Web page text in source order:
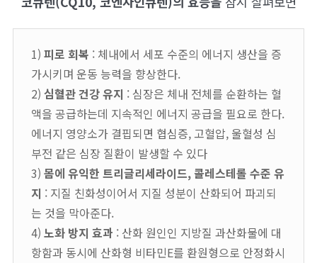
1) 피로 회복 : 체내에서 세포 수준의 에너지 생산을 증
가시키며 운동 능력을 향상한다.
2) 심혈관 건강 유지 : 심장은 체내 전체를 순환하는 혈
액을 공급하는데 지속적인 에너지 공급을 필요로 한다.
에너지 영양소가 결핍되면 협심증, 고혈압, 울혈성 심
부전 같은 심장 질환이 발생할 수 있다
3) 몸에 유익한 트리글리세라이드, 콜레스테롤 수준 유
지 : 지질 친화성이어서 지질 성분이 산화되어 파괴되
는 것을 막아준다.
4) 노화 방지 효과 : 산화 원인인 지방질 과산화물에 대
항함과 동시에 산화형 비타민E를 환원형으로 안정화시